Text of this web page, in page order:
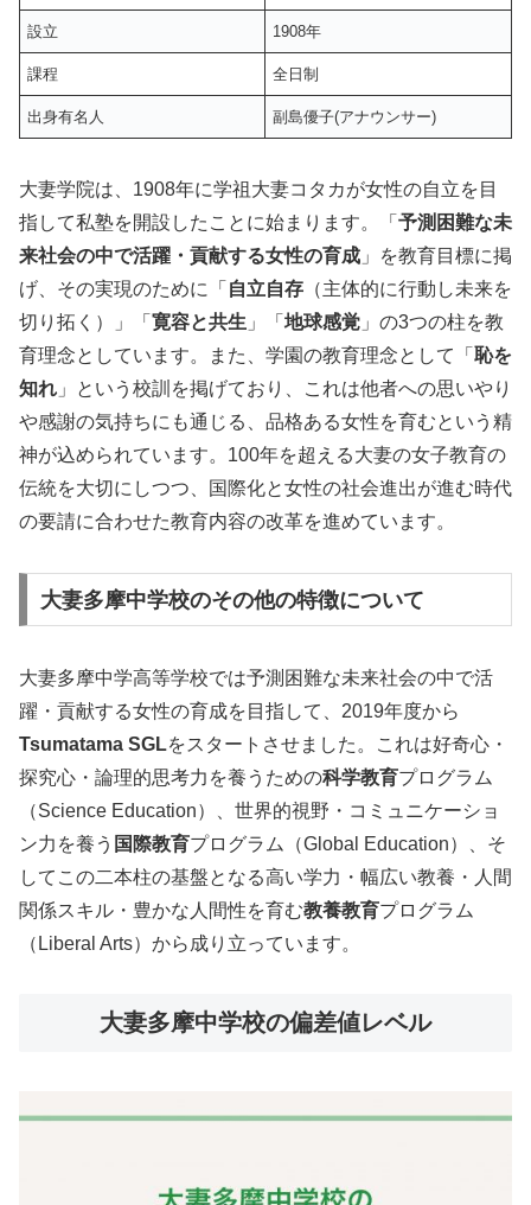
設立 1908年
課程 全日制
出身有名人 副島優子(アナウンサー)
大妻学院は、1908年に学祖大妻コタカが女性の自立を目
指して私塾を開設したことに始まります。「 予測困難な未
来社会の中で活躍・貢献する女性の育成 」を教育目標に掲
げ、その実現のために「 自立自存 （主体的に行動し未来を
切り拓く）」「 寛容と共生 」「 地球感覚 」の3つの柱を教
育理念としています。また、学園の教育理念として「 恥を
知れ 」という校訓を掲げており、これは他者への思いやり
や感謝の気持ちにも通じる、品格ある女性を育むという精
神が込められています。100年を超える大妻の女子教育の
伝統を大切にしつつ、国際化と女性の社会進出が進む時代
の要請に合わせた教育内容の改革を進めています。
大妻多摩中学校のその他の特徴について
大妻多摩中学高等学校では予測困難な未来社会の中で活
躍・貢献する女性の育成を目指して、2019年度から
Tsumatama SGLをスタートさせました。これは好奇心・
探究心・論理的思考力を養うための科学教育プログラム
（Science Education）、世界的視野・コミュニケーショ
ン力を養う 国際教育プログラム（Global Education）、そ
してこの二本柱の基盤となる高い学力・幅広い教養・人間
関係スキル・豊かな人間性を育む教養教育プログラム
（Liberal Arts）から成り立っています。
大妻多摩中学校の偏差値レベル